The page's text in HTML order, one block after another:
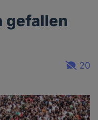
gefallen
20